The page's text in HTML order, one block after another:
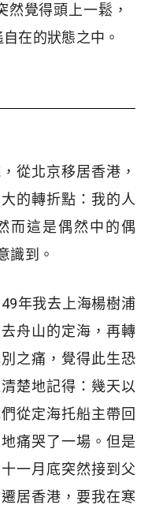
然覺得頭上一鬆，
在的狀態之中。
從北京移居香港，
的轉折點：我的人
而這是偶然中的偶
識到。
年我去上海楊樹浦
舟山的定海，再轉
之痛，覺得此生恐
楚地記得：幾天以
從定海托船主帶回
痛哭了一場。但是
一月底突然接到父
居香港，要我在寒